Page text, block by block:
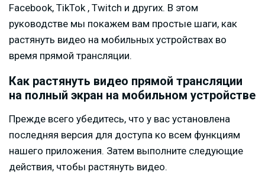
Facebook, TikTok , Twitch и других. В этом
руководстве мы покажем вам простые шаги, как
растянуть видео на мобильных устройствах во
время прямой трансляции.
Как растянуть видео прямой трансляции
на полный экран на мобильном устройстве
Прежде всего убедитесь, что у вас установлена
последняя версия для доступа ко всем функциям
нашего приложения. Затем выполните следующие
действия, чтобы растянуть видео.